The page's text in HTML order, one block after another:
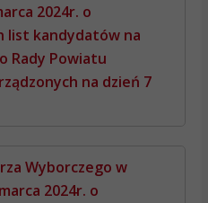
2024r. o
list kandydatów na
Rady Powiatu
na dzień 7
Wyborczego w
2024r. o